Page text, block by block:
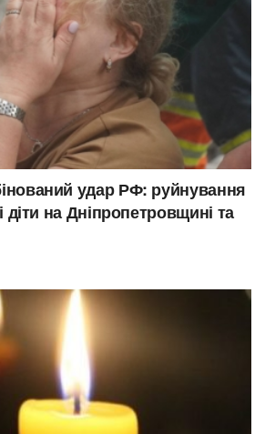
удар РФ: руйнування
діти на Дніпропетровщині та